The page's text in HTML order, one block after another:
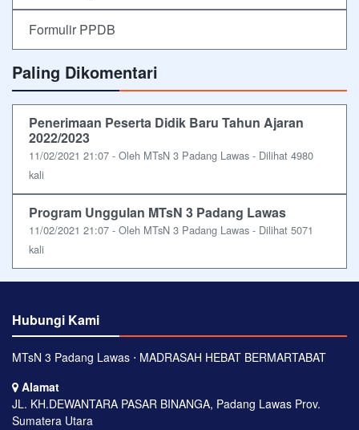
Formulir PPDB
Paling Dikomentari
Penerimaan Peserta Didik Baru Tahun Ajaran
2022/2023
11/02/2021 21:07 - Oleh MTsN 3 Padang Lawas - Dilihat 4980
kali
Program Unggulan MTsN 3 Padang Lawas
11/02/2021 21:07 - Oleh MTsN 3 Padang Lawas - Dilihat 5071
kali
Hubungi Kami
MTsN 3 Padang Lawas ⋅ MADRASAH HEBAT BERMARTABAT
Alamat
JL. KH.DEWANTARA PASAR BINANGA, Padang Lawas Prov.
Sumatera Utara